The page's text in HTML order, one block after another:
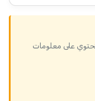
على معلومات